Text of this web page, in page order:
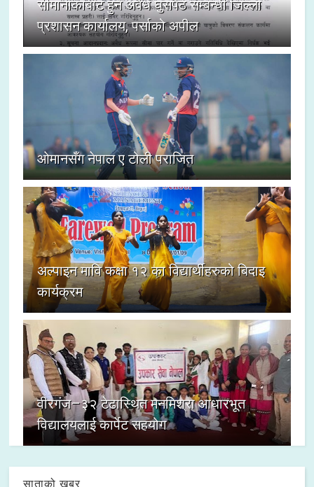
सीमानाकाबाट हुने अवैध घुसपैठ सम्बन्धी जिल्ला
प्रशासन कार्यालय, पर्साको अपील
ओमानसँग नेपाल ए टोली पराजित
अल्पाइन मावि कक्षा १२ का विद्यार्थीहरुको बिदाइ
कार्यक्रम
वीरगंज–३२ टेढास्थित मनमिश्रा आधारभूत
विद्यालयलाई कार्पेट सहयोग
साताको खबर